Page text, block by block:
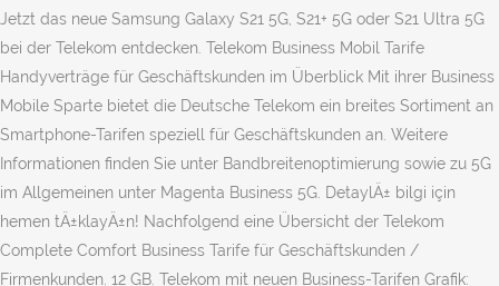
Jetzt das neue Samsung Galaxy S21 5G, S21+ 5G oder S21 Ultra 5G
bei der Telekom entdecken. Telekom Business Mobil Tarife
Handyverträge für Geschäftskunden im Überblick Mit ihrer Business
Mobile Sparte bietet die Deutsche Telekom ein breites Sortiment an
Smartphone-Tarifen speziell für Geschäftskunden an. Weitere
Informationen finden Sie unter Bandbreitenoptimierung sowie zu 5G
im Allgemeinen unter Magenta Business 5G. DetaylÄ± bilgi için
hemen tÄ±klayÄ±n! Nachfolgend eine Übersicht der Telekom
Complete Comfort Business Tarife für Geschäftskunden /
Firmenkunden. 12 GB. Telekom mit neuen Business-Tarifen Grafik: